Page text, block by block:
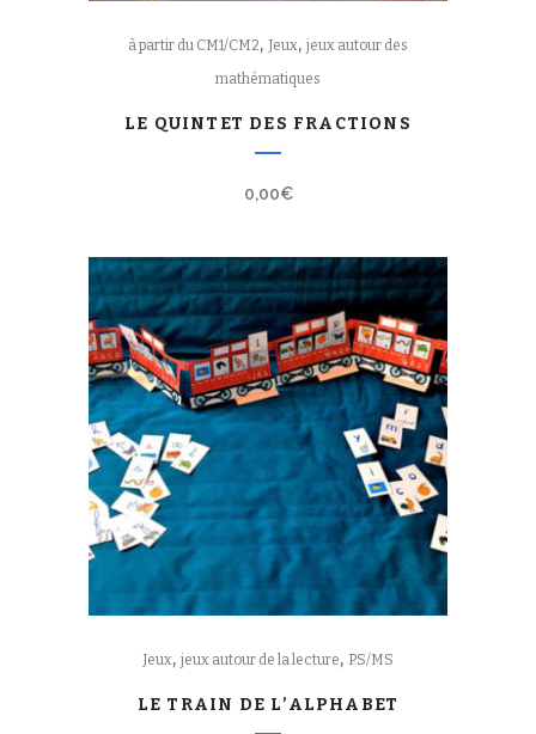
à partir du CM1/CM2, Jeux, jeux autour des
mathématiques
LE QUINTET DES FRACTIONS
0,00€
Jeux, jeux autour de la lecture, PS/MS
LE TRAIN DE L’ALPHABET